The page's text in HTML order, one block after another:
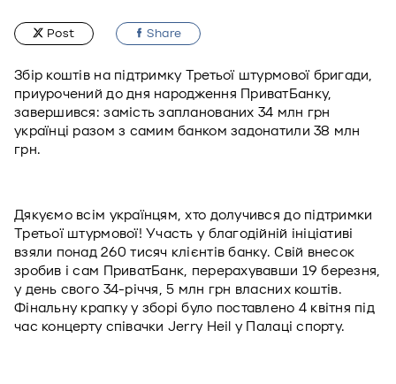
Post Share
Збір коштів на підтримку Третьої штурмової бригади,
приурочений до дня народження ПриватБанку,
завершився: замість запланованих 34 млн грн
українці разом з самим банком задонатили 38 млн
грн.
Дякуємо всім українцям, хто долучився до підтримки
Третьої штурмової! Участь у благодійній ініціативі
взяли понад 260 тисяч клієнтів банку. Свій внесок
зробив і сам ПриватБанк, перерахувавши 19 березня,
у день свого 34-річчя, 5 млн грн власних коштів.
Фінальну крапку у зборі було поставлено 4 квітня під
час концерту співачки Jerry Heil у Палаці спорту.